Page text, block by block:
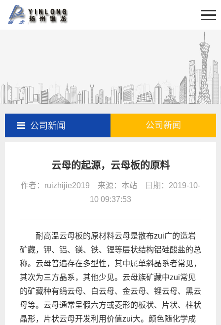
产品百科
联系我们
公司新闻 公司新闻
云母的起源，云母板的原料
作者：ruizhijie2019 来源：本站 日期：2019-10-
10 09:37:53
耐高温云母板的原材料云母是散布zui广的造岩
矿藏，钾、铝、镁、铁、锂等层状结构铝硅酸盐的总
称。云母普遍存在多型性，其中属单斜晶系者常见，
其次为三方晶系，其他少见。云母族矿藏中zui常见
的矿藏种有绢云母、白云母、金云母、锂云母、黑云
母等。云母通常呈假六方或菱形的板状、片状、柱状
晶形，片状云母开发利用价值zui大。颜色随化学成